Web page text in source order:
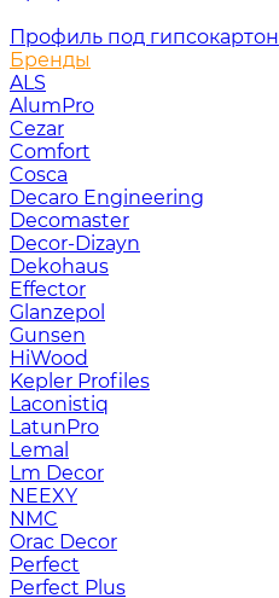
Профиль под гипсокартон
Бренды
ALS
AlumPro
Cezar
Comfort
Cosca
Decaro Engineering
Decomaster
Decor-Dizayn
Dekohaus
Effector
Glanzepol
Gunsen
HiWood
Kepler Profiles
Laconistiq
LatunPro
Lemal
Lm Decor
NEEXY
NMC
Orac Decor
Perfect
Perfect Plus